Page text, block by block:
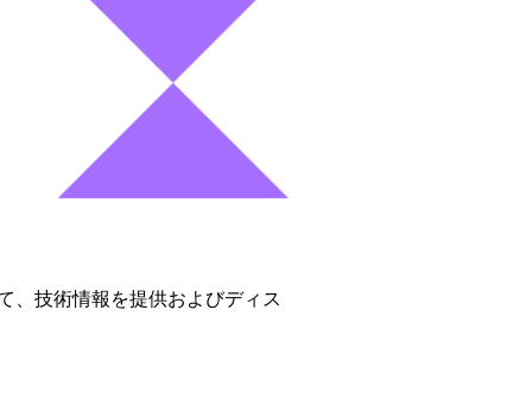
技術情報を提供およびディス